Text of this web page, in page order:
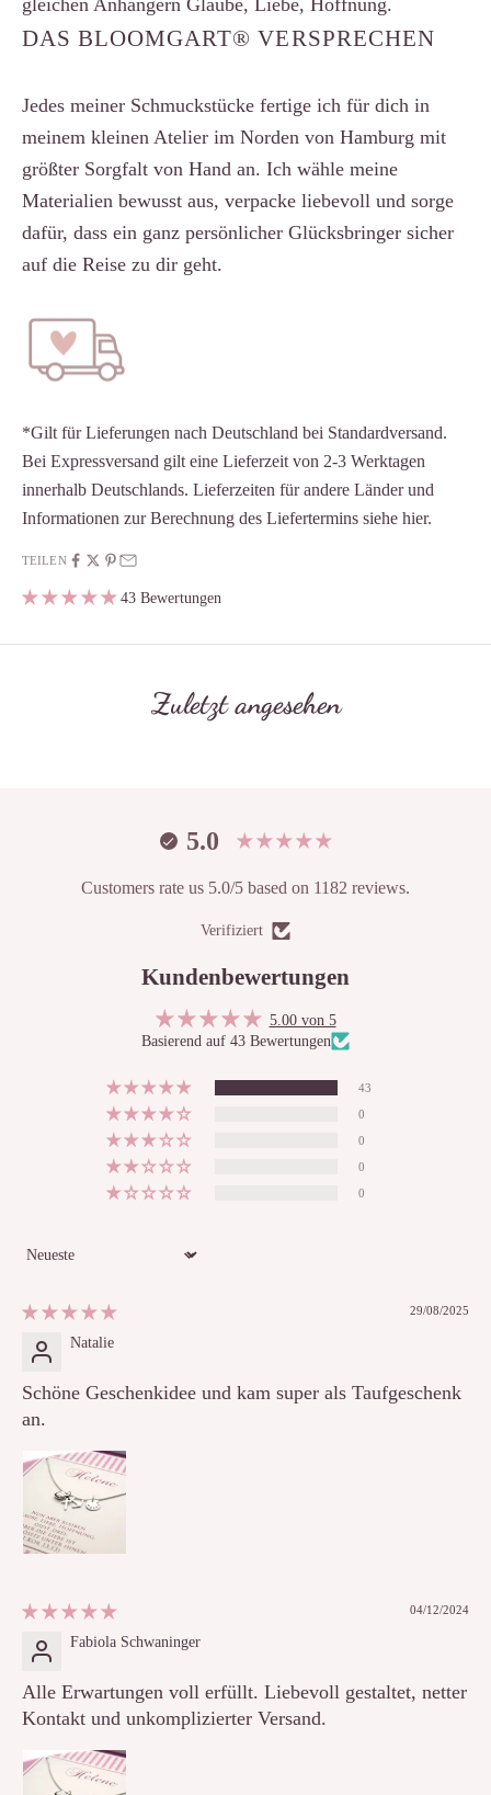
DAS BLOOMGART® VERSPRECHEN
Jedes meiner Schmuckstücke fertige ich für dich in
meinem kleinen Atelier im Norden von Hamburg mit
größter Sorgfalt von Hand an. Ich wähle meine
Materialien bewusst aus, verpacke liebevoll und sorge
dafür, dass ein ganz persönlicher Glücksbringer sicher
auf die Reise zu dir geht.
*Gilt für Lieferungen nach Deutschland bei Standardversand.
Bei Expressversand gilt eine Lieferzeit von 2-3 Werktagen
innerhalb Deutschlands. Lieferzeiten für andere Länder und
Informationen zur Berechnung des Liefertermins siehe hier.
TEILEN
43 Bewertungen
Zuletzt angesehen
5.0
Customers rate us 5.0/5 based on 1182 reviews.
Verifiziert
Kundenbewertungen
5.00 von 5
Basierend auf 43 Bewertungen
43
0
0
0
0
Sort by
29/08/2025
Natalie
Schöne Geschenkidee und kam super als Taufgeschenk
an.
04/12/2024
Fabiola Schwaninger
Alle Erwartungen voll erfüllt. Liebevoll gestaltet, netter
Kontakt und unkomplizierter Versand.